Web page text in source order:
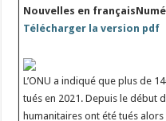
Nouvelles en
Télécharger la version pdf
L’ONU a indiqué que plus de
tués en 2021. Depuis le début
humanitaires ont été tués